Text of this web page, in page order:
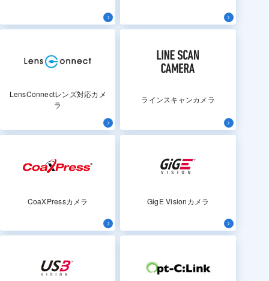
LensConnectレンズ対応カメ
ラ
ラインスキャンカメラ
CoaXPressカメラ GigE Visionカメラ